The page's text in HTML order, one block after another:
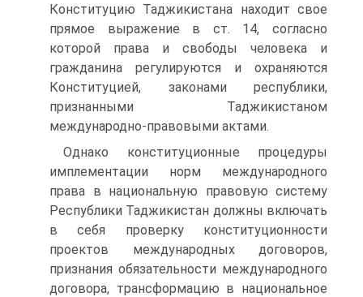
Конституцию Таджикистана находит свое
прямое выражение в ст. 14, согласно
которой права и свободы человека и
гражданина регулируются и охраняются
Конституцией, законами республики,
признанными Таджикистаном
международно-правовыми актами.
Однако конституционные процедуры
имплементации норм международного
права в национальную правовую систему
Республики Таджикистан должны включать
в себя проверку конституционности
проектов международных договоров,
признания обязательности международного
договора, трансформацию в национальное